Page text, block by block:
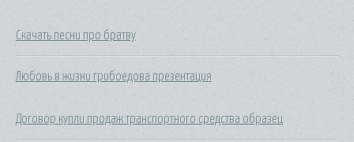
Скачать песни про братву
Любовь в жизни грибоедова презентация
Договор купли продаж транспортного средства образец